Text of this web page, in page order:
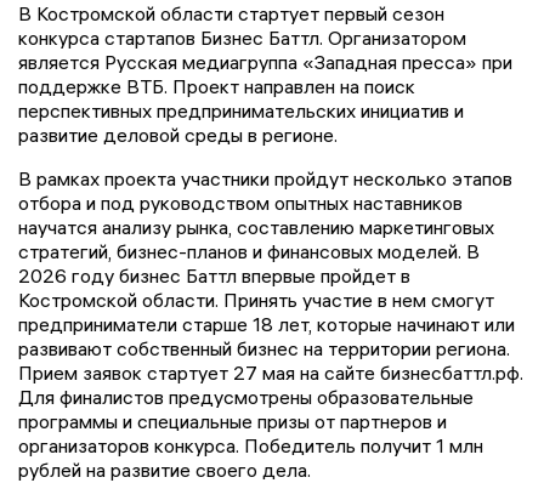
В Костромской области стартует первый сезон
конкурса стартапов Бизнес Баттл. Организатором
является Русская медиагруппа «Западная пресса» при
поддержке ВТБ. Проект направлен на поиск
перспективных предпринимательских инициатив и
развитие деловой среды в регионе.
В рамках проекта участники пройдут несколько этапов
отбора и под руководством опытных наставников
научатся анализу рынка, составлению маркетинговых
стратегий, бизнес-планов и финансовых моделей. В
2026 году бизнес Баттл впервые пройдет в
Костромской области. Принять участие в нем смогут
предприниматели старше 18 лет, которые начинают или
развивают собственный бизнес на территории региона.
Прием заявок стартует 27 мая на сайте бизнесбаттл.рф.
Для финалистов предусмотрены образовательные
программы и специальные призы от партнеров и
организаторов конкурса. Победитель получит 1 млн
рублей на развитие своего дела.